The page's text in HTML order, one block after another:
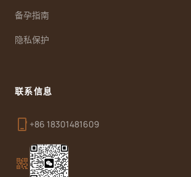
备孕指南
隐私保护
联系信息
phone_iphone +86 18301481609
qr_code_2